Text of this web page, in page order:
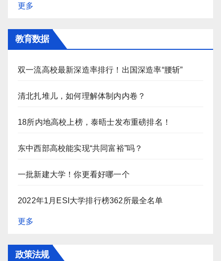
更多
教育数据
双一流高校最新深造率排行！出国深造率“腰斩”
清北扎堆儿，如何理解体制内内卷？
18所内地高校上榜，泰晤士发布重磅排名！
东中西部高校能实现“共同富裕”吗？
一批新建大学！你更看好哪一个
2022年1月ESI大学排行榜362所最全名单
更多
政策法规